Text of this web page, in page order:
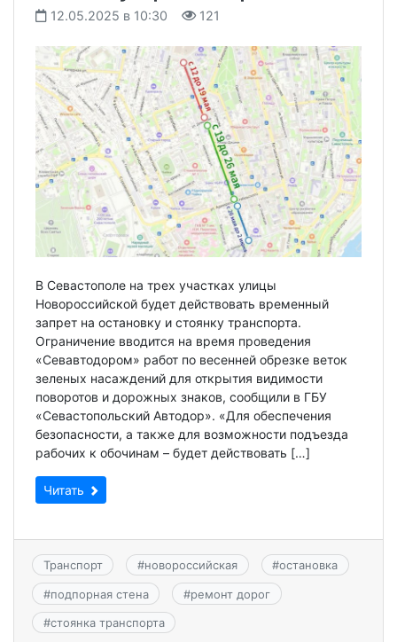
12.05.2025 в 10:30 121
В Севастополе на трех участках улицы
Новороссийской будет действовать временный
запрет на остановку и стоянку транспорта.
Ограничение вводится на время проведения
«Севавтодором» работ по весенней обрезке веток
зеленых насаждений для открытия видимости
поворотов и дорожных знаков, сообщили в ГБУ
«Севастопольский Автодор». «Для обеспечения
безопасности, а также для возможности подъезда
рабочих к обочинам – будет действовать […]
Читать
Транспорт #новороссийская #остановка
#подпорная стена #ремонт дорог
#стоянка транспорта